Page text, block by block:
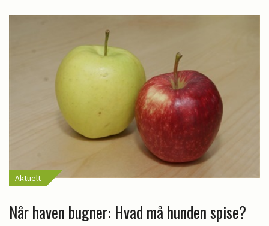
Aktuelt
Når haven bugner: Hvad må hunden spise?